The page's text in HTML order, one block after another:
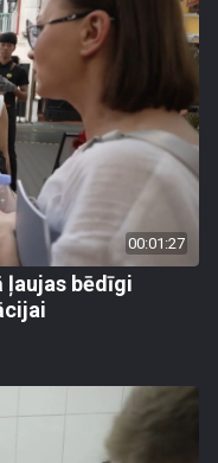
00:01:27
ļaujas bēdīgi